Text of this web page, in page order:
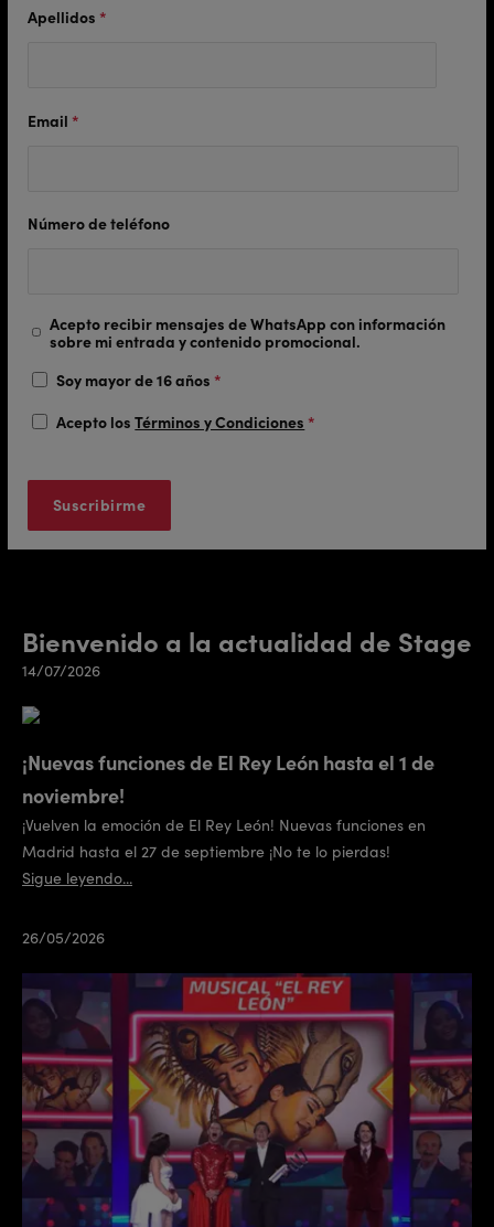
Apellidos *
Email *
Número de teléfono
Acepto recibir mensajes de WhatsApp con información
sobre mi entrada y contenido promocional.
Soy mayor de 16 años *
Acepto losTérminos y Condiciones *
Bienvenido a la actualidad de Stage
14/07/2026
¡Nuevas funciones de El Rey León hasta el 1 de
noviembre!
¡Vuelven la emoción de El Rey León! Nuevas funciones en
Madrid hasta el 27 de septiembre ¡No te lo pierdas!
Sigue leyendo...
26/05/2026